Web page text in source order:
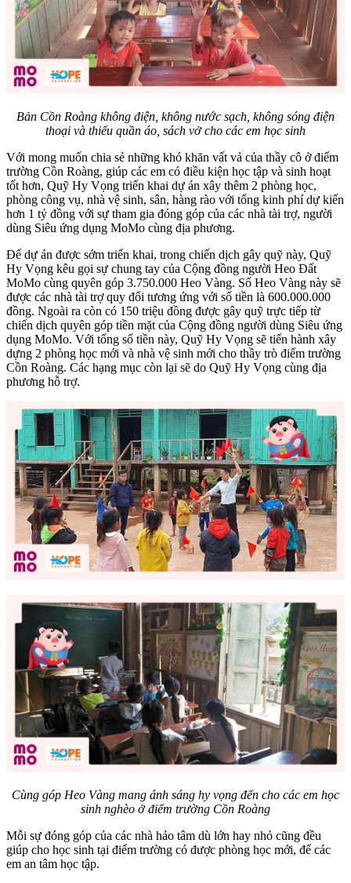
Bản Cồn Roàng không điện, không nước sạch, không sóng điện
thoại và thiếu quần áo, sách vở cho các em học sinh
Với mong muốn chia sẻ những khó khăn vất vả của thầy cô ở điểm
trường Cồn Roàng, giúp các em có điều kiện học tập và sinh hoạt
tốt hơn, Quỹ Hy Vọng triển khai dự án xây thêm 2 phòng học,
phòng công vụ, nhà vệ sinh, sân, hàng rào với tổng kinh phí dự kiến
hơn 1 tỷ đồng với sự tham gia đóng góp của các nhà tài trợ, người
dùng Siêu ứng dụng MoMo cùng địa phương.
Để dự án được sớm triển khai, trong chiến dịch gây quỹ này, Quỹ
Hy Vọng kêu gọi sự chung tay của Cộng đồng người Heo Đất
MoMo cùng quyên góp 3.750.000 Heo Vàng. Số Heo Vàng này sẽ
được các nhà tài trợ quy đổi tương ứng với số tiền là 600.000.000
đồng. Ngoài ra còn có 150 triệu đồng được gây quỹ trực tiếp từ
chiến dịch quyên góp tiền mặt của Cộng đồng người dùng Siêu ứng
dụng MoMo. Với tổng số tiền này, Quỹ Hy Vọng sẽ tiến hành xây
dựng 2 phòng học mới và nhà vệ sinh mới cho thầy trò điểm trường
Cồn Roàng. Các hạng mục còn lại sẽ do Quỹ Hy Vọng cùng địa
phương hỗ trợ.
Cùng góp Heo Vàng mang ánh sáng hy vọng đến cho các em học
sinh nghèo ở điểm trường Cồn Roàng
Mỗi sự đóng góp của các nhà hảo tâm dù lớn hay nhỏ cũng đều
giúp cho học sinh tại điểm trường có được phòng học mới, để các
em an tâm học tập.